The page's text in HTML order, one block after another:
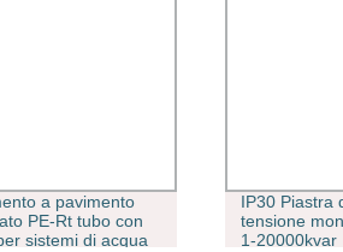
a pavimento
PE-Rt tubo con
sistemi di acqua
IP30 Piastra
tensione
1-20000kvar